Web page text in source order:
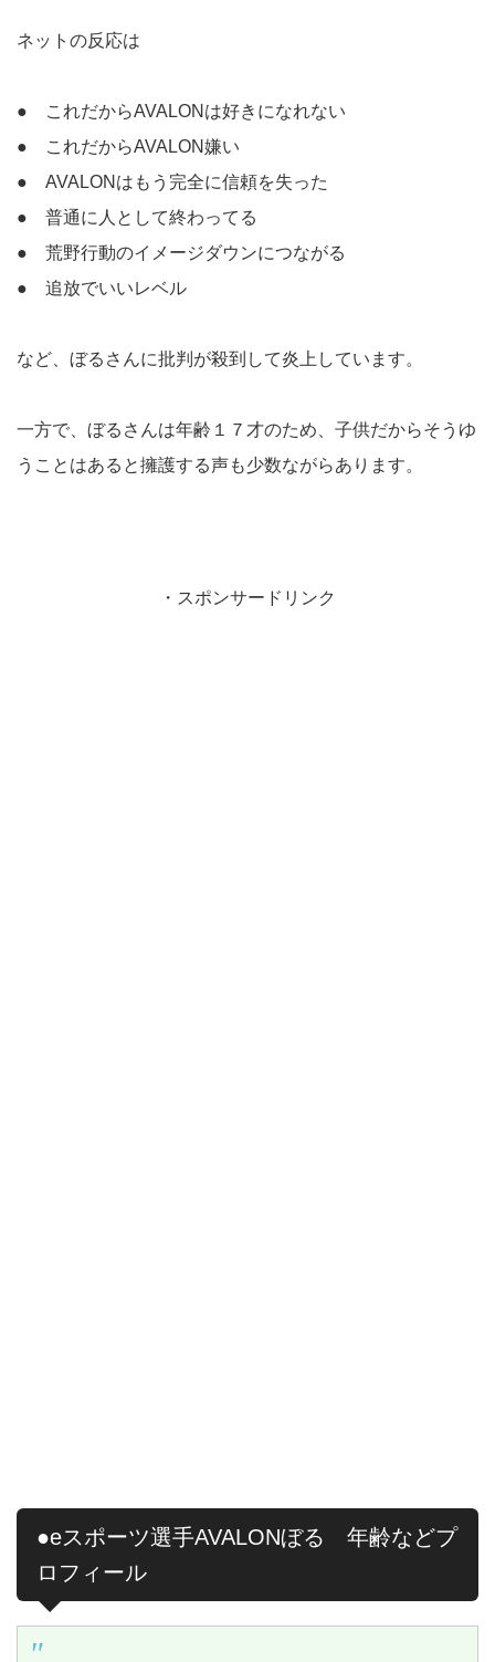
ネットの反応は
● これだからAVALONは好きになれない
● これだからAVALON嫌い
● AVALONはもう完全に信頼を失った
● 普通に人として終わってる
● 荒野行動のイメージダウンにつながる
● 追放でいいレベル
など、ぼるさんに批判が殺到して炎上しています。
一方で、ぼるさんは年齢１７才のため、子供だからそうゆ
うことはあると擁護する声も少数ながらあります。
・スポンサードリンク
●eスポーツ選手AVALONぼる 年齢などプ
ロフィール